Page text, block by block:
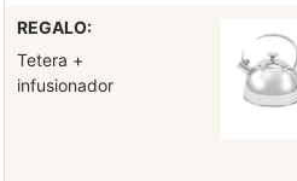
REGALO:
Tetera +
infusionador